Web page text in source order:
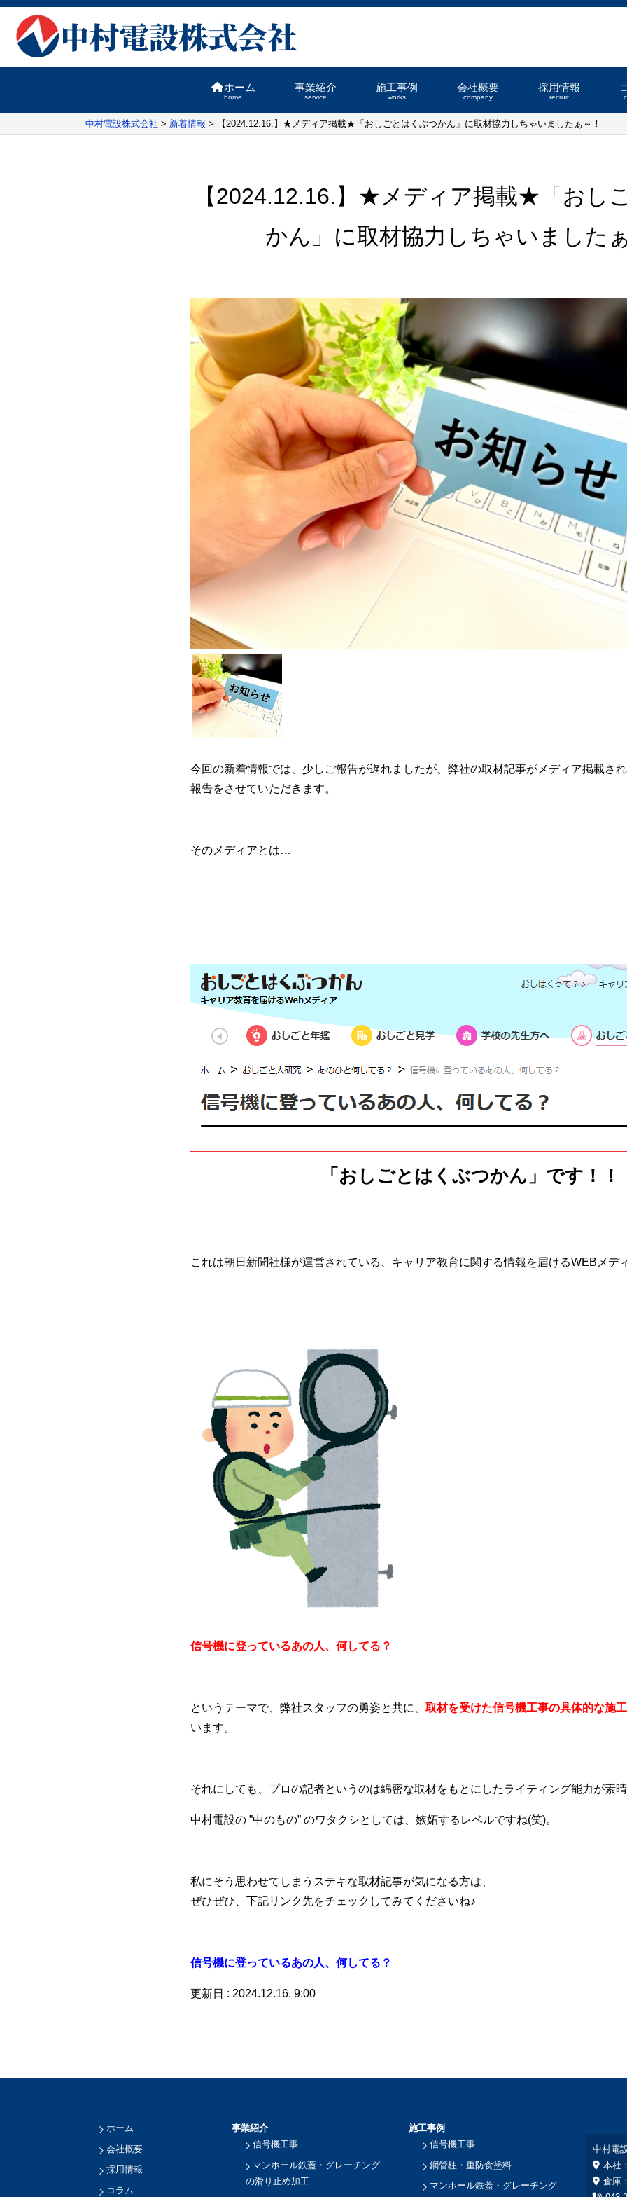
ホーム
home
事業紹介
service
施工事例
works
会社概要
company
採用情報
recruit
中村電設株式会社 > 新着情報 > 【2024.12.16.】★メディア掲載★「おしごとはくぶつかん」に取材協力しちゃいましたぁ～！
【2024.12.16.】★メディア掲載★「おし
かん」に取材協力しちゃいました
今回の新着情報では、少しご報告が遅れましたが、弊社の取材記事がメディア掲載さ
報告をさせていただきます。
そのメディアとは…
「おしごとはくぶつかん」です！！
これは朝日新聞社様が運営されている、キャリア教育に関する情報を届けるWEBメデ
信号機に登っているあの人、何してる？
というテーマで、弊社スタッフの勇姿と共に、 取材を受けた信号機工事の具体的な施
います。
それにしても、プロの記者というのは綿密な取材をもとにしたライティング能力が素晴
中村電設の ”中のもの” のワタクシとしては、嫉妬するレベルですね(笑)。
私にそう思わせてしまうステキな取材記事が気になる方は、
ぜひぜひ、下記リンク先をチェックしてみてくださいね♪
信号機に登っているあの人、何してる？
更新日 : 2024.12.16. 9:00
ホーム
会社概要
採用情報
コラム
事業紹介
信号機工事
マンホール鉄蓋・グレーチング
の滑り止め加工
施工事例
信号機工事
鋼管柱・重防食塗料
マンホール鉄蓋・グレーチング
中村電
本社
倉庫